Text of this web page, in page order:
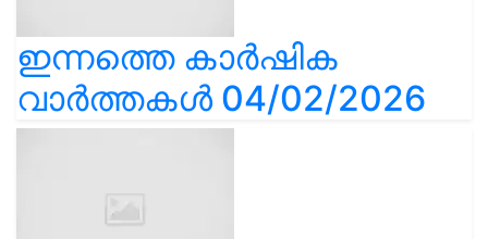
ഇന്നത്തെ കാർഷിക
വാർത്തകൾ 04/02/2026